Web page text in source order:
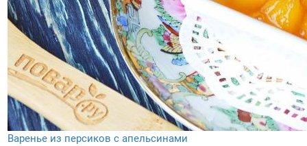
Варенье из персиков с апельсинами